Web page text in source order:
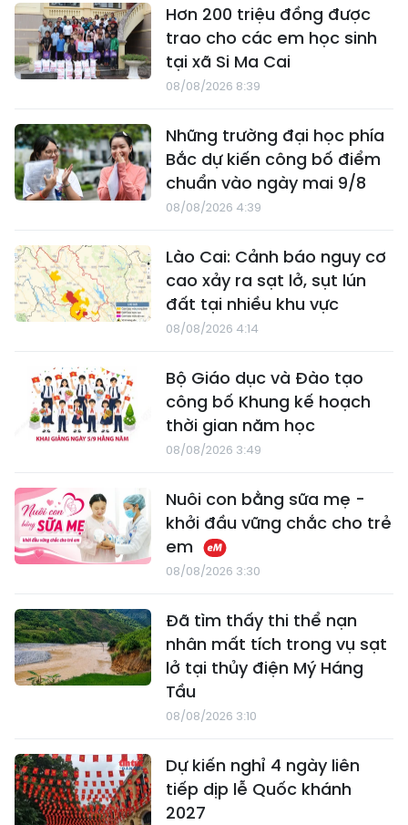
Hơn 200 triệu đồng được
trao cho các em học sinh
tại xã Si Ma Cai
08/08/2026 8:39
Những trường đại học phía
Bắc dự kiến công bố điểm
chuẩn vào ngày mai 9/8
08/08/2026 4:39
Lào Cai: Cảnh báo nguy cơ
cao xảy ra sạt lở, sụt lún
đất tại nhiều khu vực
08/08/2026 4:14
Bộ Giáo dục và Đào tạo
công bố Khung kế hoạch
thời gian năm học
08/08/2026 3:49
Nuôi con bằng sữa mẹ -
khởi đầu vững chắc cho trẻ
em
08/08/2026 3:30
Đã tìm thấy thi thể nạn
nhân mất tích trong vụ sạt
lở tại thủy điện Mý Háng
Tầu
08/08/2026 3:10
Dự kiến nghỉ 4 ngày liên
tiếp dịp lễ Quốc khánh
2027